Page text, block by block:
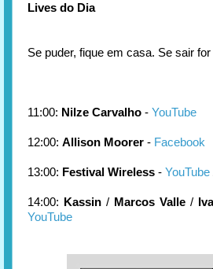
Lives do Dia
Se puder, fique em casa. Se sair
11:00: Nilze Carvalho - YouTube
12:00: Allison Moorer - Facebook
13:00: Festival Wireless - YouTube
14:00: Kassin/ Marcos Valle /
YouTube